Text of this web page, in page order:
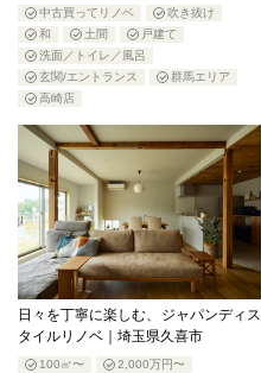
中古買ってリノベ
吹き抜け
和
土間
戸建て
洗面／トイレ／風呂
玄関/エントランス
群馬エリア
高崎店
日々を丁寧に楽しむ、ジャパンディス
タイルリノベ｜埼玉県久喜市
100㎡〜
2,000万円〜